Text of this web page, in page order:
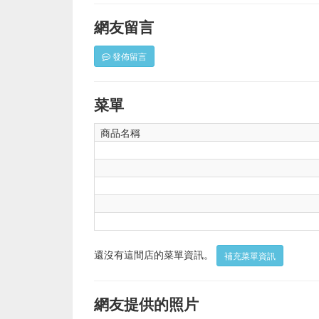
網友留言
發佈留言
菜單
商品名稱
還沒有這間店的菜單資訊。 補充菜單資訊
網友提供的照片